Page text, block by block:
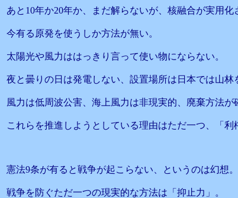
あと10年か20年か、まだ解らないが、核融合が実用化
今有る原発を使うしか方法が無い。
太陽光や風力ははっきり言って使い物にならない。
夜と曇りの日は発電しない、設置場所は日本では山林
風力は低周波公害、海上風力は非現実的、廃棄方法が
これらを推進しようとしている理由はただ一つ、「利
憲法9条が有ると戦争が起こらない、というのは幻想。
戦争を防ぐただ一つの現実的な方法は「抑止力」。